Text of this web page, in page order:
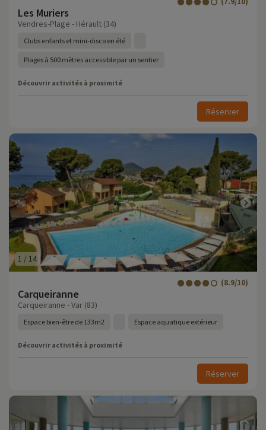
Les Muriers
Vendres-Plage - Hérault (34)
Clubs enfants et mini-disco en été
Plages à 500 mètres accessible par un sentier
Découvrir activités à proximité
Réserver
1 / 14
Carqueiranne
(8.9/10)
Carqueiranne - Var (83)
Espace bien-être de 133m2 Espace aquatique extérieur
Découvrir activités à proximité
Réserver